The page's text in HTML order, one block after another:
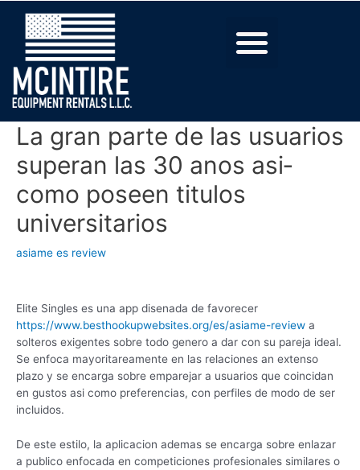
La gran parte de las usuarios
superan las 30 anos asi­
como poseen titulos
universitarios
asiame es review
Elite Singles es una app disenada de favorecer
https://www.besthookupwebsites.org/es/asiame-review a
solteros exigentes sobre todo genero a dar con su pareja ideal.
Se enfoca mayoritareamente en las relaciones an extenso
plazo y se encarga sobre emparejar a usuarios que coincidan
en gustos asi­ como preferencias, con perfiles de modo de ser
incluidos.
De este estilo, la aplicacion ademas se encarga sobre enlazar
a publico enfocada en competiciones profesionales similares o